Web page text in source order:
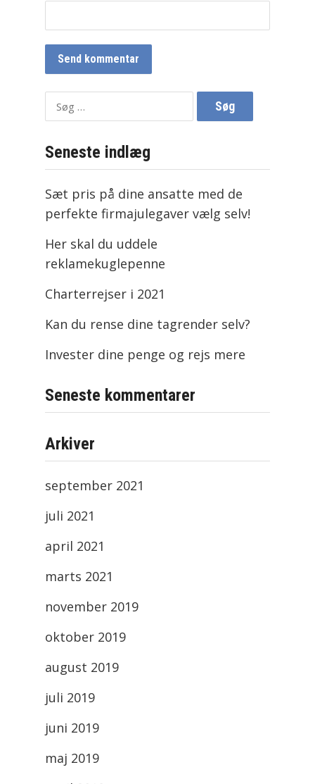
Søg
efter:
Seneste indlæg
Sæt pris på dine ansatte med de
perfekte firmajulegaver vælg selv!
Her skal du uddele
reklamekuglepenne
Charterrejser i 2021
Kan du rense dine tagrender selv?
Invester dine penge og rejs mere
Seneste kommentarer
Arkiver
september 2021
juli 2021
april 2021
marts 2021
november 2019
oktober 2019
august 2019
juli 2019
juni 2019
maj 2019